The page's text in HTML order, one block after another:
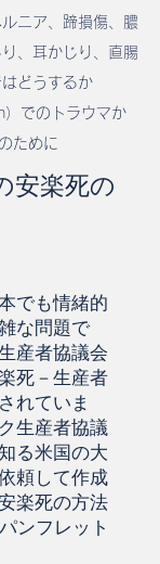
ニア、蹄損傷、膿
、耳かじり、直腸
どうするか
でのトラウマか
ために
安楽死の
でも情緒的
な問題で
産者協議会
死－生産者
れていま
生産者協議
る米国の大
頼して作成
楽死の方法
ンフレット